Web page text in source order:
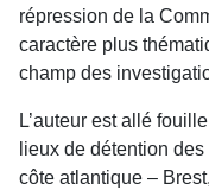
répression de la
caractère plus
champ des
L’auteur est allé
lieux de détention
côte atlantique –